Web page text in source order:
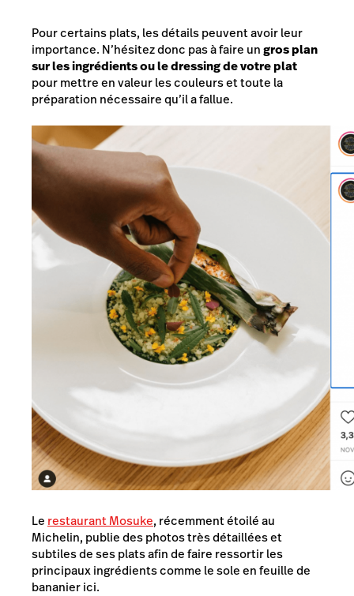
Pour certains plats, les détails peuvent avoir leur
importance. N’hésitez donc pas à faire ungros plan
sur les ingrédients ou le dressing de votre plat
pour mettre en valeur les couleurs et toute la
préparation nécessaire qu’il a fallue.
Le restaurant Mosuke, récemment étoilé au
Michelin, publie des photos très détaillées et
subtiles de ses plats afin de faire ressortir les
principaux ingrédients comme le sole en feuille de
bananier ici.